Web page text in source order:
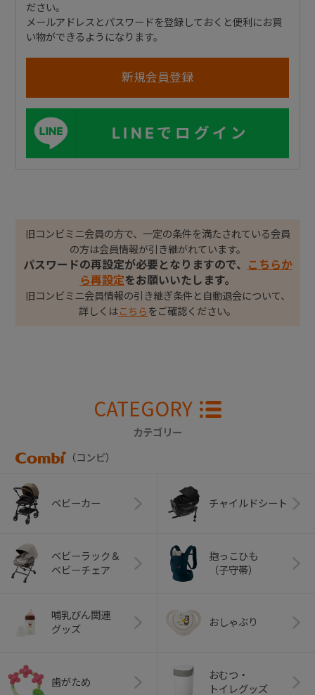
ださい。
メールアドレスとパスワードを登録しておくと便利にお買
い物ができるようになります。
LINEでログイン
旧コンビミニ会員の方で、一定の条件を満たされている会員
の方は会員情報が引き継がれています。
パスワードの再設定が必要となりますので、
こちらか
ら再設定をお願いいたします。
旧コンビミニ会員情報の引き継ぎ条件と自動退会について、
詳しくはこちら をご確認ください。
CATEGORY
カテゴリー
（コンビ）
ベビーカー チャイルドシート
ベビーラック＆
ベビーチェア
抱っこひも
（子守帯）
哺乳びん関連
グッズ
おしゃぶり
歯がため
おむつ・
トイレグッズ